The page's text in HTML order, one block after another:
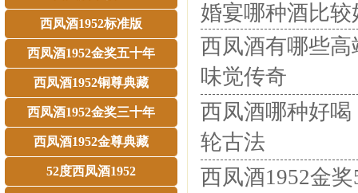
西凤酒1952标准版
西凤酒1952金奖五十年
西凤酒1952铜尊典藏
西凤酒1952金奖三十年
西凤酒1952金尊典藏
52度西凤酒1952
婚宴哪种酒比
西凤酒有哪些
味觉传奇
西凤酒哪种好
轮古法
西凤酒1952金